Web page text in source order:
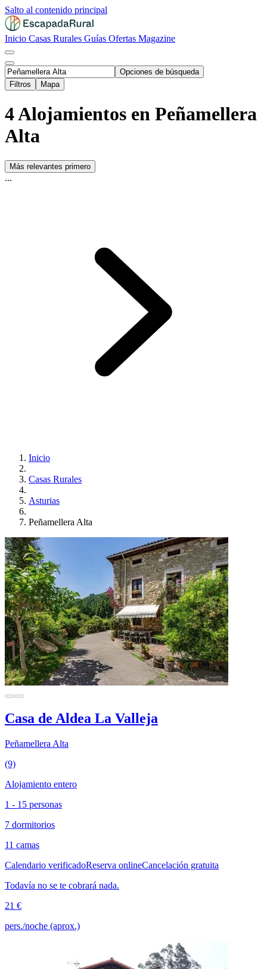
Salto al contenido principal
Inicio Casas Rurales Guías Ofertas Magazine
Opciones de búsqueda
Filtros
Mapa
4 Alojamientos en Peñamellera
Alta
Más relevantes primero
...
Inicio
Casas Rurales
Asturias
Peñamellera Alta
Casa de Aldea La Valleja
Peñamellera Alta
(9)
Alojamiento entero
1 - 15 personas
7 dormitorios
11 camas
Calendario verificadoReserva onlineCancelación gratuita
Todavía no se te cobrará nada.
21 €
pers./noche (aprox.)